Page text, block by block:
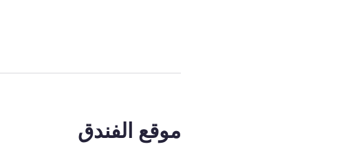
موقع الفندق